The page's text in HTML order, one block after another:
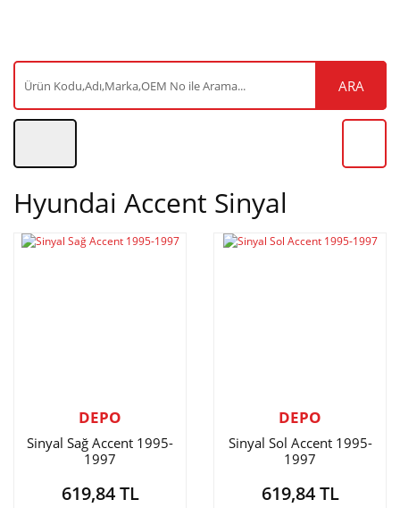
ARA
Hyundai Accent Sinyal
DEPO
Sinyal Sağ Accent 1995-
1997
619,84 TL
DEPO
Sinyal Sol Accent 1995-
1997
619,84 TL